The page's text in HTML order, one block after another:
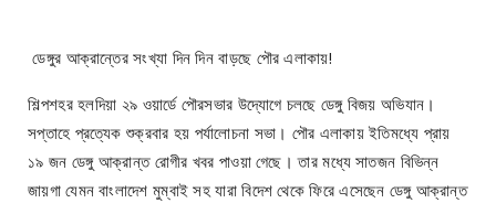
ডেঙ্গুর আক্রান্তের সংখ্যা দিন দিন বাড়ছে পৌর এলাকায়!
শিল্পশহর হলদিয়া ২৯ ওয়ার্ডে পৌরসভার উদ্যোগে চলছে ডেঙ্গু বিজয় অভিযান।
সপ্তাহে প্রত্যেক শুক্রবার হয় পর্যালোচনা সভা। পৌর এলাকায় ইতিমধ্যে প্রায়
১৯ জন ডেঙ্গু আক্রান্ত রোগীর খবর পাওয়া গেছে। তার মধ্যে সাতজন বিভিন্ন
জায়গা যেমন বাংলাদেশ মুম্বাই সহ যারা বিদেশ থেকে ফিরে এসেছেন ডেঙ্গু আক্রান্ত